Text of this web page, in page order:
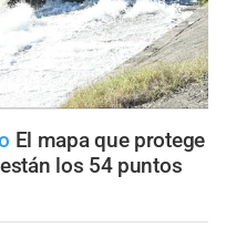
El mapa que protege
los 54 puntos